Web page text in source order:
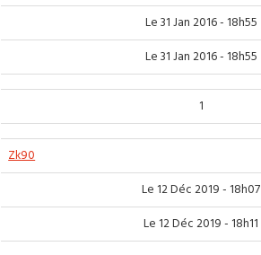
Le 31 Jan 2016 - 18h55
Le 31 Jan 2016 - 18h55
1
Zk90
Le 12 Déc 2019 - 18h07
Le 12 Déc 2019 - 18h11